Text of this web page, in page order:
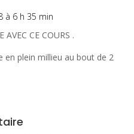
à 6 h 35 min
AVEC CE COURS .
en plein millieu au bout de 2